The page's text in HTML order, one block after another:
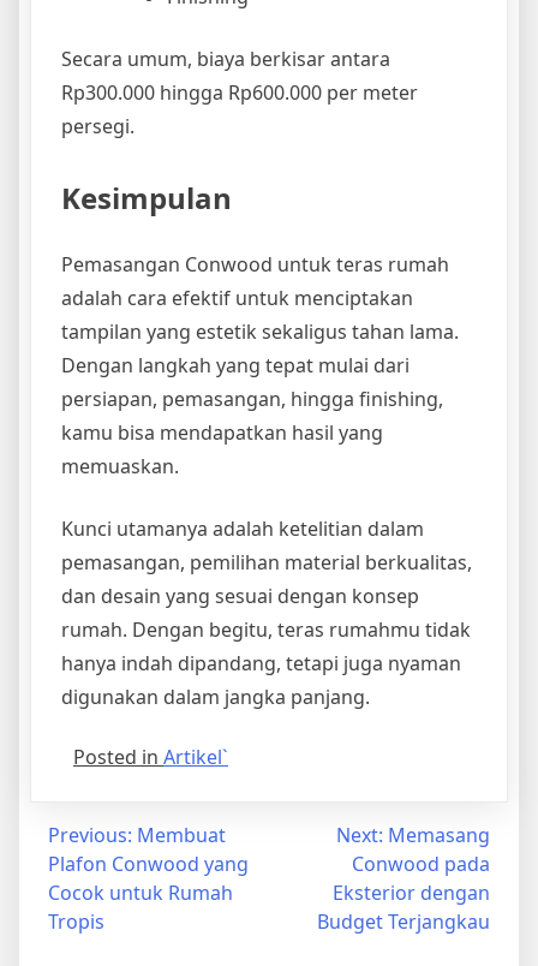
Secara umum, biaya berkisar antara
Rp300.000 hingga Rp600.000 per meter
persegi.
Kesimpulan
Pemasangan Conwood untuk teras rumah
adalah cara efektif untuk menciptakan
tampilan yang estetik sekaligus tahan lama.
Dengan langkah yang tepat mulai dari
persiapan, pemasangan, hingga finishing,
kamu bisa mendapatkan hasil yang
memuaskan.
Kunci utamanya adalah ketelitian dalam
pemasangan, pemilihan material berkualitas,
dan desain yang sesuai dengan konsep
rumah. Dengan begitu, teras rumahmu tidak
hanya indah dipandang, tetapi juga nyaman
digunakan dalam jangka panjang.
Posted in Artikel`
Post
navigation
Previous: Membuat
Plafon Conwood yang
Cocok untuk Rumah
Tropis
Next: Memasang
Conwood pada
Eksterior dengan
Budget Terjangkau